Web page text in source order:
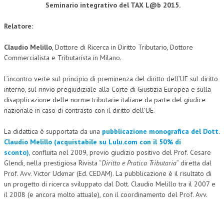
HUMAN RESOURCES
TREASURY IN FINANCIAL SERVICES
RISK MANAGEMENT
SVILUPPO SOSTENIBILE
L’UMANISTA
DIRITTO
DIRITTO PENALE D’IMPRESA
DIRITTO DEL LAVORO
Seminario integrativo del TAX L@b 2015.
Relatore:
Claudio Melillo, Dottore di Ricerca in Diritto Tributario, Dottore
Commercialista e Tributarista in Milano.
L’incontro verte sul principio di preminenza del diritto dell’UE sul diritto
interno, sul rinvio pregiudiziale alla Corte di Giustizia Europea e sulla
disapplicazione delle norme tributarie italiane da parte del giudice
nazionale in caso di contrasto con il diritto dell’UE.
La didattica è supportata da una pubblicazione monografica del Dott.
Claudio Melillo (acquistabile su Lulu.com con il 50% di
sconto), confluita nel 2009, previo giudizio positivo del Prof. Cesare
Glendi, nella prestigiosa Rivista “Diritto e Pratica Tributaria” diretta dal
Prof. Avv. Victor Uckmar (Ed. CEDAM). La pubblicazione è il risultato di
un progetto di ricerca sviluppato dal Dott. Claudio Melillo tra il 2007 e
il 2008 (e ancora molto attuale), con il coordinamento del Prof. Avv.